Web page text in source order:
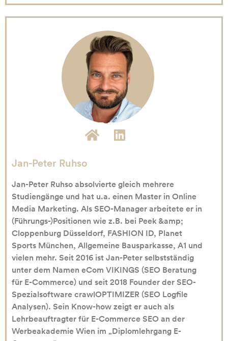
Jan-Peter Ruhso
Jan-Peter Ruhso absolvierte gleich mehrere
Studiengänge und hat u.a. einen Master in Online
Media Marketing. Als SEO-Manager arbeitete er in
(Führungs-)Positionen wie z.B. bei Peek &amp;
Cloppenburg Düsseldorf, FASHION ID, Planet
Sports München, Allgemeine Bausparkasse, A1 und
vielen mehr. Seit 2016 ist Jan-Peter selbstständig
unter dem Namen eCom VIKINGS (SEO Beratung
für E-Commerce) und seit 2018 Founder der SEO-
Spezialsoftware crawlOPTIMIZER (SEO Logfile
Analysen). Sein Know-how zeigt er auch als
Lehrbeauftragter für E-Commerce SEO an der
Werbeakademie Wien im „Diplomlehrgang E-